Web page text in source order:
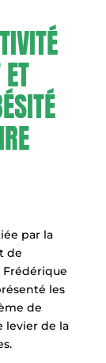
par la
de
Frédérique
les
de
levier de la